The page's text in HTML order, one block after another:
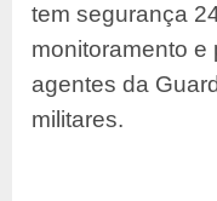
tem segurança
monitoramento e
agentes da
militares.